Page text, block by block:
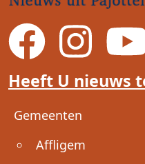
Heeft U nieuws
Voet
Gemeenten
Affligem